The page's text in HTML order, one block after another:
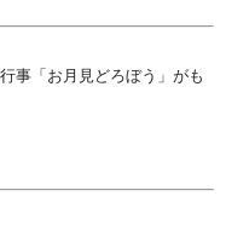
事「お月見どろぼう」がも